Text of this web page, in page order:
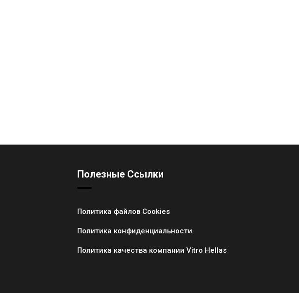
Полезные Ссылки
Политика файлов Cookies
Политика конфиденциальности
Политика качества компании Vitro Hellas